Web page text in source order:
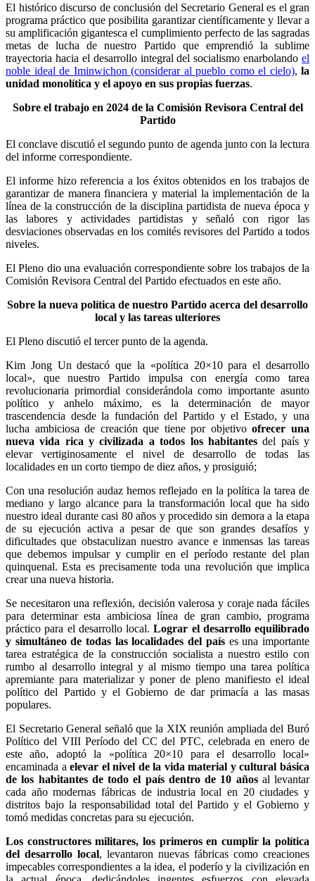
El histórico discurso de conclusión del Secretario General es el gran
programa práctico que posibilita garantizar científicamente y llevar a
su amplificación gigantesca el cumplimiento perfecto de las sagradas
metas de lucha de nuestro Partido que emprendió la sublime
trayectoria hacia el desarrollo integral del socialismo enarbolando el
noble ideal de Iminwichon (considerar al pueblo como el cielo), la
unidad monolítica y el apoyo en sus propias fuerzas.
Sobre el trabajo en 2024 de la Comisión Revisora Central del
Partido
El conclave discutió el segundo punto de agenda junto con la lectura
del informe correspondiente.
El informe hizo referencia a los éxitos obtenidos en los trabajos de
garantizar de manera financiera y material la implementación de la
línea de la construcción de la disciplina partidista de nueva época y
las labores y actividades partidistas y señaló con rigor las
desviaciones observadas en los comités revisores del Partido a todos
niveles.
El Pleno dio una evaluación correspondiente sobre los trabajos de la
Comisión Revisora Central del Partido efectuados en este año.
Sobre la nueva política de nuestro Partido acerca del desarrollo
local y las tareas ulteriores
El Pleno discutió el tercer punto de la agenda.
Kim Jong Un destacó que la «política 20×10 para el desarrollo
local», que nuestro Partido impulsa con energía como tarea
revolucionaria primordial considerándola como importante asunto
político y anhelo máximo, es la determinación de mayor
trascendencia desde la fundación del Partido y el Estado, y una
lucha ambiciosa de creación que tiene por objetivoofrecer una
nueva vida rica y civilizada a todos los habitantesdel país y
elevar vertiginosamente el nivel de desarrollo de todas las
localidades en un corto tiempo de diez años, y prosiguió;
Con una resolución audaz hemos reflejado en la política la tarea de
mediano y largo alcance para la transformación local que ha sido
nuestro ideal durante casi 80 años y procedido sin demora a la etapa
de su ejecución activa a pesar de que son grandes desafíos y
dificultades que obstaculizan nuestro avance e inmensas las tareas
que debemos impulsar y cumplir en el período restante del plan
quinquenal. Esta es precisamente toda una revolución que implica
crear una nueva historia.
Se necesitaron una reflexión, decisión valerosa y coraje nada fáciles
para determinar esta ambiciosa línea de gran cambio, programa
práctico para el desarrollo local.Lograr el desarrollo equilibrado
y simultáneo de todas las localidades del países una importante
tarea estratégica de la construcción socialista a nuestro estilo con
rumbo al desarrollo integral y al mismo tiempo una tarea política
apremiante para materializar y poner de pleno manifiesto el ideal
político del Partido y el Gobierno de dar primacía a las masas
populares.
El Secretario General señaló que la XIX reunión ampliada del Buró
Político del VIII Período del CC del PTC, celebrada en enero de
este año, adoptó la «política 20×10 para el desarrollo local»
encaminada a elevar el nivel de la vida material y cultural básica
de los habitantes de todo el país dentro de 10 añosal levantar
cada año modernas fábricas de industria local en 20 ciudades y
distritos bajo la responsabilidad total del Partido y el Gobierno y
tomó medidas concretas para su ejecución.
Los constructores militares, los primeros en cumplir la política
del desarrollo local, levantaron nuevas fábricas como creaciones
impecables correspondientes a la idea, el poderío y la civilización en